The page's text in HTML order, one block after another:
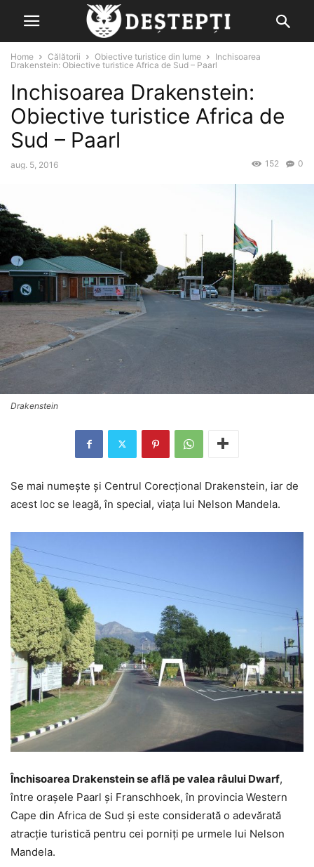
Home Călătorii Obiective turistice din lume
Inchisoarea
Drakenstein: Obiective turistice Africa de Sud – Paarl
Inchisoarea Drakenstein:
Obiective turistice Africa de
Sud – Paarl
aug. 5, 2016 0
152
Drakenstein
Se mai numeşte şi Centrul Corecţional Drakenstein, iar de
acest loc se leagă, în special, viaţa lui Nelson Mandela.
Închisoarea Drakenstein se află pe valea râului Dwarf,
între oraşele Paarl şi Franschhoek, în provincia Western
Cape din Africa de Sud şi este considerată o adevărată
atracţie turistică pentru cei porniţi pe urmele lui Nelson
Mandela.